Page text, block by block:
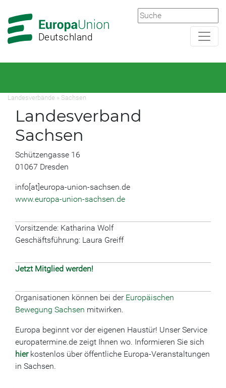
Hauptnavigation
Hauptbereich
Deutschland
Landesverbände » Sachsen
Landesverband
Sachsen
Schützengasse 16
01067 Dresden
info[at]europa-union-sachsen.de
www.europa-union-sachsen.de
Vorsitzende: Katharina Wolf
Geschäftsführung: Laura Greiff
Jetzt Mitglied werden!
Organisationen können bei der Europäischen
Bewegung Sachsen mitwirken.
Europa beginnt vor der eigenen Haustür! Unser Service
europatermine.de zeigt Ihnen wo. Informieren Sie sich
hierkostenlos über öffentliche Europa-Veranstaltungen
in Sachsen.